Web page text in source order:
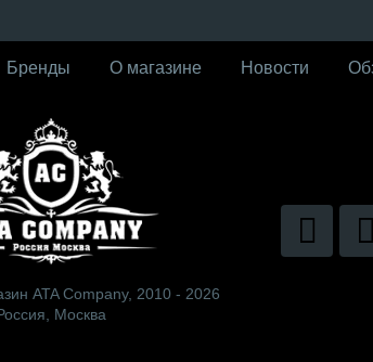
Бренды О магазине Новости
ATA Company, 2010 - 2026
Москва